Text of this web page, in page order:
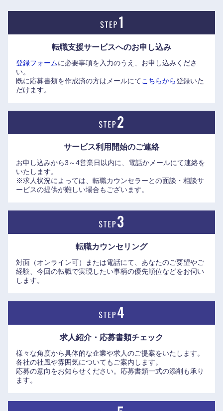
転職支援サービスへのお申し込み
登録フォームに必要事項を入力のうえ、お申し込みくださ
い。
既に応募書類を作成済の方はメールにてこちらから登録いた
だけます。
サービス利用開始のご連絡
お申し込みから3～4営業日以内に、電話かメールにて連絡を
いたします。
※求人状況によっては、転職カウンセラーとの面談・相談サ
ービスの提供が難しい場合もございます。
転職カウンセリング
対面（オンライン可）または電話にて、あなたのご要望やご
経験、今回の転職で実現したい事柄の優先順位などをお伺い
します。
求人紹介・応募書類チェック
様々な角度から具体的な企業や求人のご提案をいたします。
各社の社風や雰囲気についてもご案内します。
応募の意向をお知らせください。応募書類一式の添削も承り
ます。
近畿地方
滋賀県